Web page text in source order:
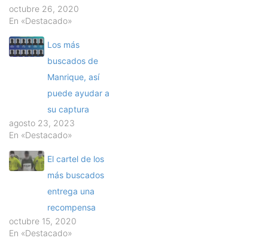
octubre 26, 2020
En «Destacado»
Los más
buscados de
Manrique, así
puede ayudar a
su captura
agosto 23, 2023
En «Destacado»
El cartel de los
más buscados
entrega una
recompensa
octubre 15, 2020
En «Destacado»